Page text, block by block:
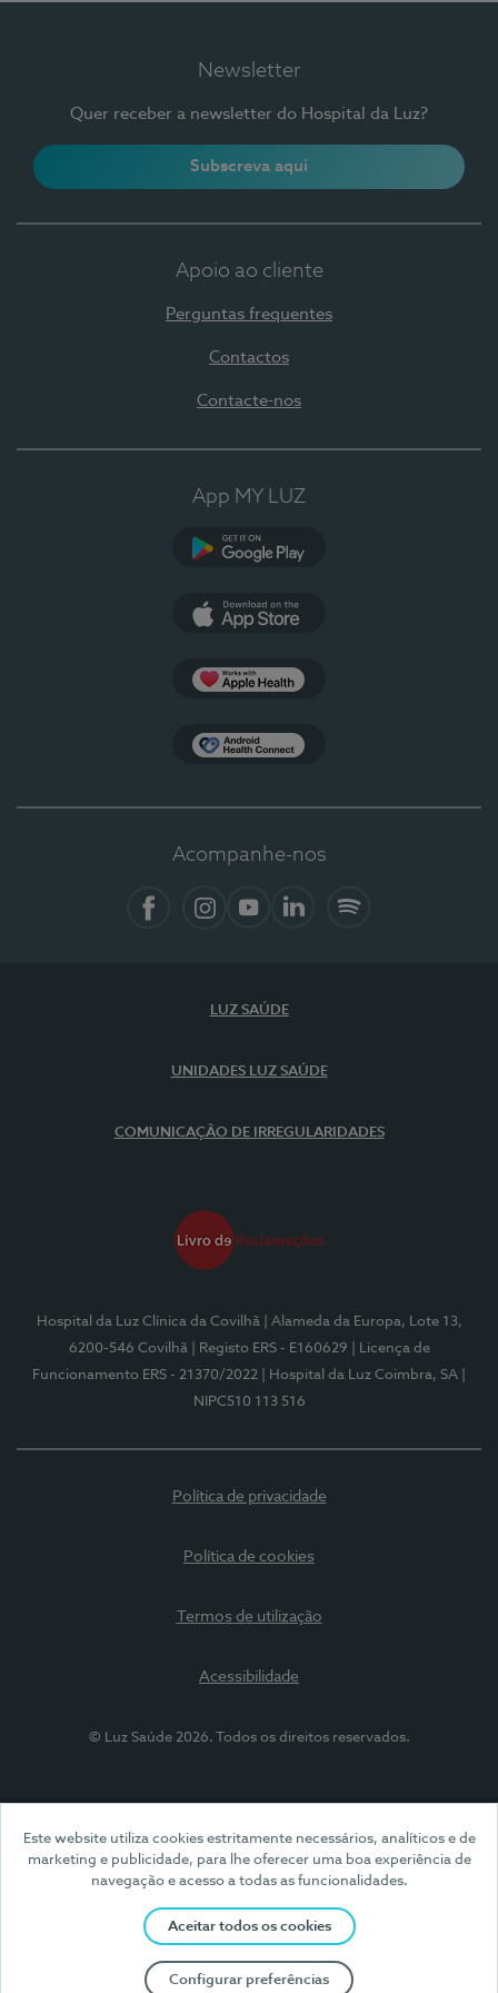
Este website utiliza cookies estritamente necessários, analíticos e de
marketing e publicidade, para lhe oferecer uma boa experiência de
navegação e acesso a todas as funcionalidades.
Aceitar todos os cookies
Configurar preferências
Newsletter
Quer receber a newsletter do Hospital da Luz?
Subscreva aqui
Apoio ao cliente
Perguntas frequentes
Contactos
Contacte-nos
App MY LUZ
Acompanhe-nos
LUZ SAÚDE
UNIDADES LUZ SAÚDE
COMUNICAÇÃO DE IRREGULARIDADES
Hospital da Luz Clínica da Covilhã
| Alameda da Europa, Lote 13,
6200-546 Covilhã
| Registo ERS - E160629
| Licença de
Funcionamento ERS - 21370/2022
| Hospital da Luz Coimbra, SA
NIPC510 113 516
Política de privacidade
Política de cookies
Termos de utilização
Acessibilidade
© Luz Saúde 2026. Todos os direitos reservados.